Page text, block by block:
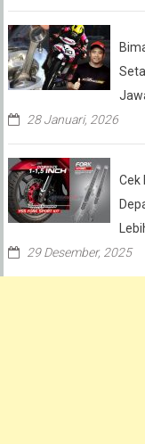
28 Januari, 2026
Cek
29 Desember, 2025